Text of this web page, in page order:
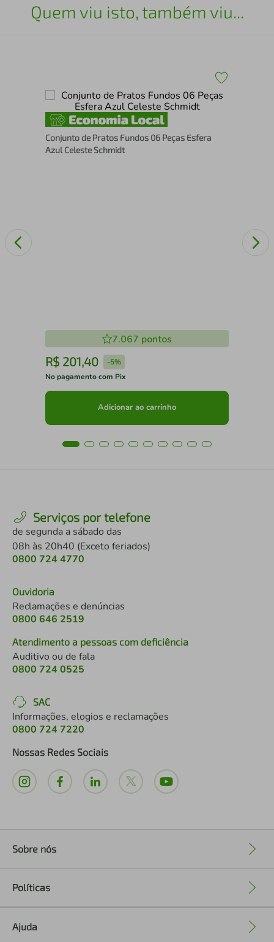
Quem viu isto, também viu...
Conjunto de Pratos Fundos 06 Peças Esfera
Azul Celeste Schmidt
7.067 pontos
R$ 201,40 -5%
No pagamento com Pix
Adicionar ao carrinho
Serviços por telefone
de segunda a sábado das
08h às 20h40 (Exceto feriados)
0800 724 4770
Ouvidoria
Reclamações e denúncias
0800 646 2519
Atendimento a pessoas com deficiência
Auditivo ou de fala
0800 724 0525
SAC
Informações, elogios e reclamações
0800 724 7220
Nossas Redes Sociais
Sobre nós
Políticas
Ajuda